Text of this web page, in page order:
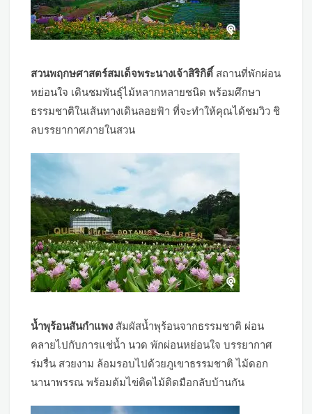
สวนพฤกษศาสตร์สมเด็จพระนางเจ้าสิริกิติ์ สถานที่พักผ่อน
หย่อนใจ เดินชมพันธุ์ไม้หลากหลายชนิด พร้อมศึกษา
ธรรมชาติในเส้นทางเดินลอยฟ้า ที่จะทำให้คุณได้ชมวิว ชิ
ลบรรยากาศภายในสวน
น้ำพุร้อนสันกำแพง สัมผัสน้ำพุร้อนจากธรรมชาติ ผ่อน
คลายไปกับการแช่น้ำ นวด พักผ่อนหย่อนใจ บรรยากาศ
ร่มรื่น สวยงาม ล้อมรอบไปด้วยภูเขาธรรมชาติ ไม้ดอก
นานาพรรณ พร้อมต้มไข่ติดไม้ติดมือกลับบ้านกัน